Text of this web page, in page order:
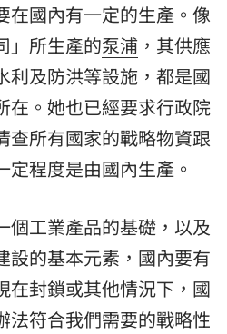
在國內有一定的生產。像
」所生產的泵浦 ，其供應
利及防洪等設施，都是國
在。她也已經要求行政院
查所有國家的戰略物資跟
程度是由國內生產。
個工業產品的基礎，以及
設的基本元素，國內要有
在封鎖或其他情況下，國
法符合我們需要的戰略性